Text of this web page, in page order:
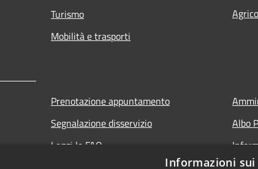
Turismo
Mobilità e trasporti
Prenotazione appuntamento
Segnalazione disservizio
Leggi le FAQ
Albo
Informazioni sui